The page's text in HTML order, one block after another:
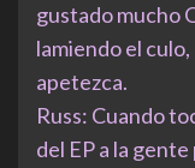
gustado mucho
lamiendo el culo,
apetezca.
Russ: Cuando
del EP a la